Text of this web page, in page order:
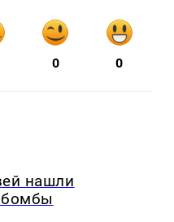
0 0
нашли